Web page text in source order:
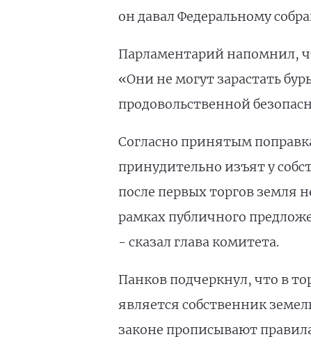
он давал Федеральному
Парламентарий напомнил,
«Они не могут зарастать
продовольственной
Согласно принятым
принудительно изъят у
после первых торгов земля
рамках публичного
- сказал глава комитета.
Панков подчеркнул, что в
является собственник
законе прописывают